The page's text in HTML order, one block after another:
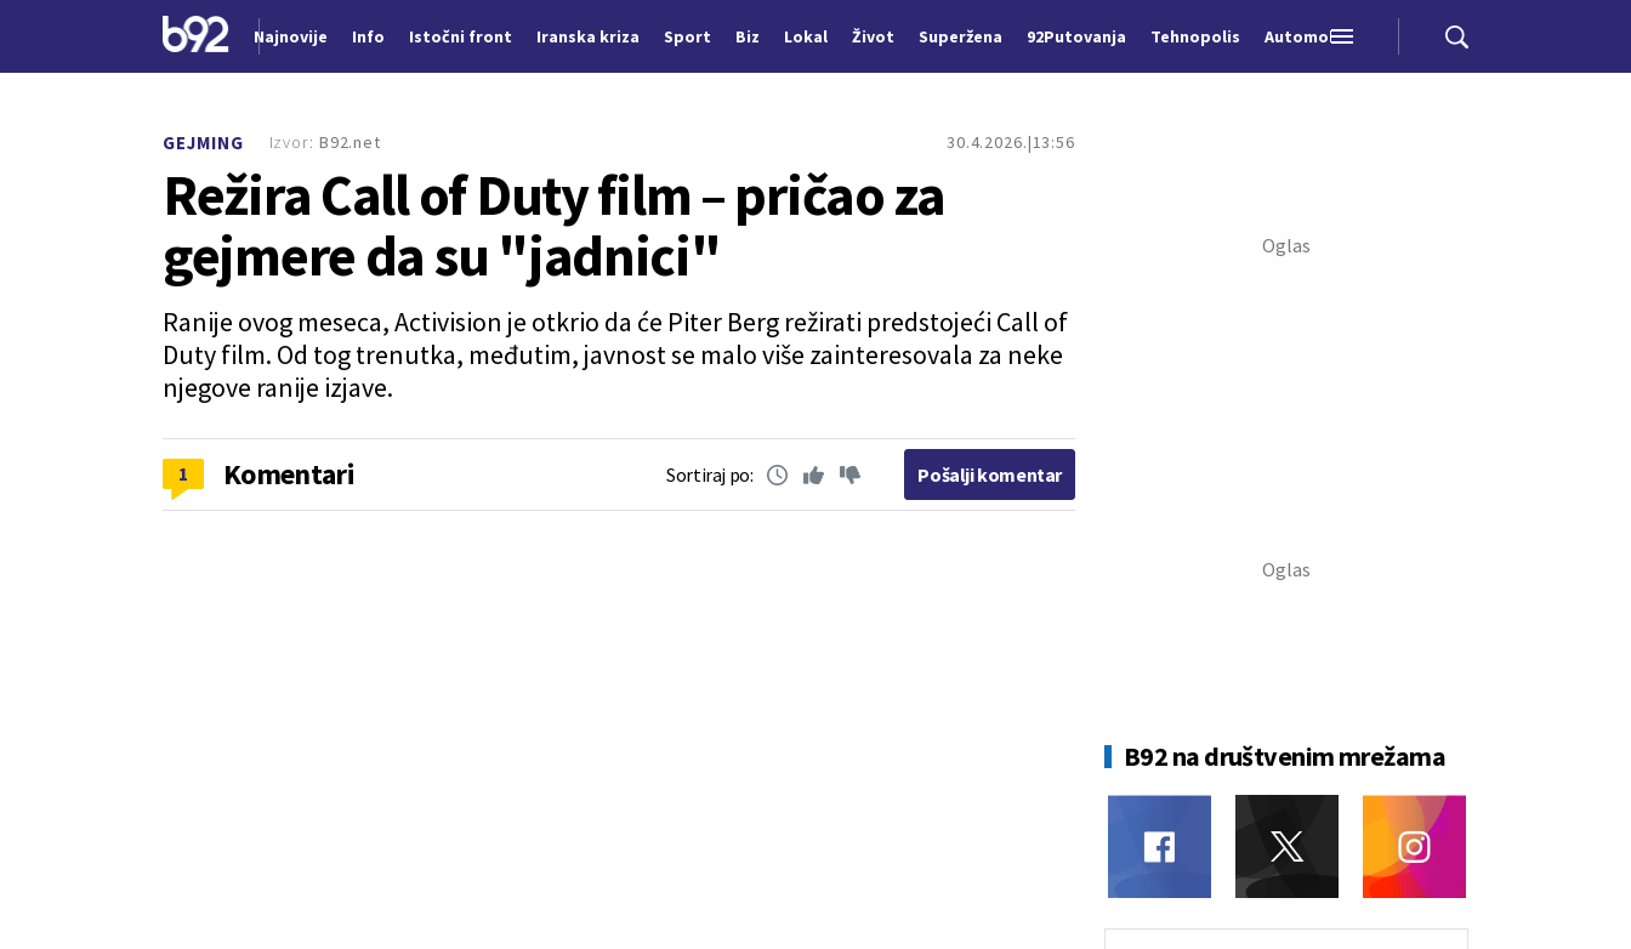
Najnovije Info Istočni front Iranska kriza Sport Biz Lokal Život Superžena 92Putovanja Tehnopolis Automobili
GEJMING 30.4.2026. 13:56
Režira Call of Duty film – pričao za
gejmere da su "jadnici"
Ranije ovog meseca, Activision je otkrio da će Piter Berg režirati predstojeći Call of
Duty film. Od tog trenutka, međutim, javnost se malo više zainteresovala za neke
njegove ranije izjave.
Izvor: B92.net
1 Komentari Sortiraj po: Pošalji komentar
B92 na društvenim mrežama